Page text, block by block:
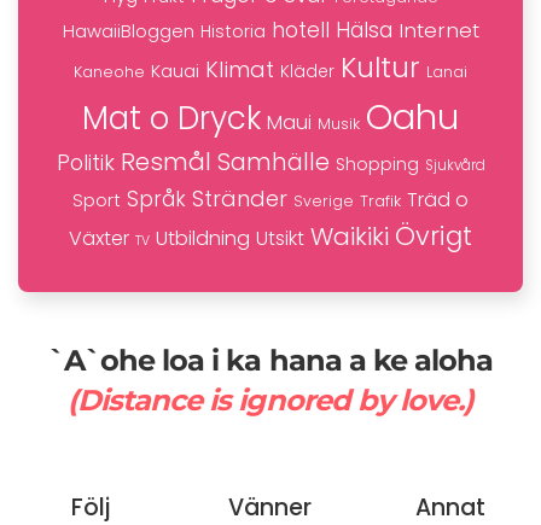
HawaiiBloggen Historia hotell Hälsa Internet
Kaneohe Kauai Klimat Kläder Kultur Lanai
Mat o Dryck Maui Musik Oahu
Politik Resmål Samhälle Shopping Sjukvård
Sport Språk Stränder Sverige Trafik Träd o
Växter TV Utbildning Utsikt Waikiki Övrigt
`A`ohe loa i ka hana a ke aloha
(Distance is ignored by love.)
Följ
Vänner
Annat